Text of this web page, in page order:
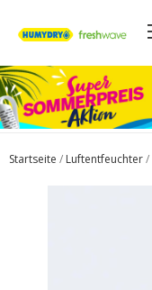
Startseite Luftentfeuchter